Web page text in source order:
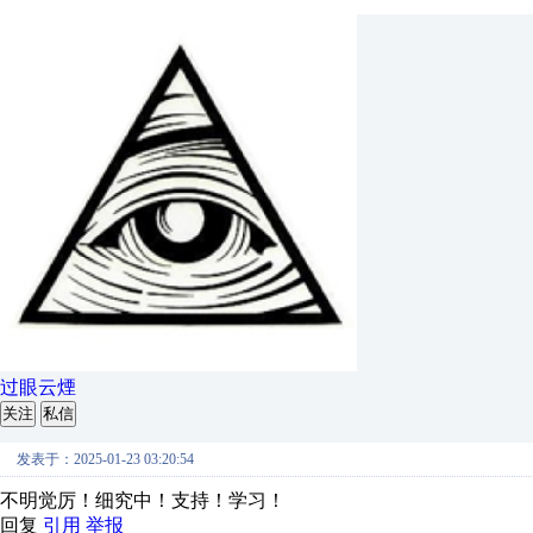
过眼云煙
关注 私信
发表于：2025-01-23 03:20:54
不明觉厉！细究中！支持！学习！
回复 引用 举报